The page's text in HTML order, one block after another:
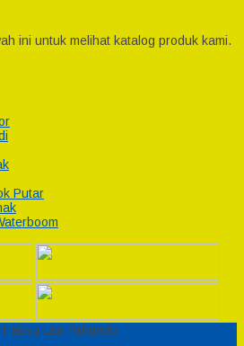
ini untuk melihat katalog produk kami.
Haitsu Laa Yahtasib